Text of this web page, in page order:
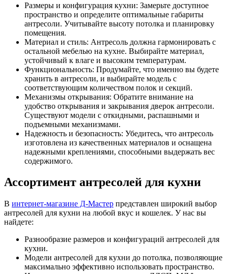
Размеры и конфигурация кухни: Замерьте доступное
пространство и определите оптимальные габариты
антресоли. Учитывайте высоту потолка и планировку
помещения.
Материал и стиль: Антресоль должна гармонировать с
остальной мебелью на кухне. Выбирайте материал,
устойчивый к влаге и высоким температурам.
Функциональность: Продумайте, что именно вы будете
хранить в антресоли, и выбирайте модель с
соответствующим количеством полок и секций.
Механизмы открывания: Обратите внимание на
удобство открывания и закрывания дверок антресоли.
Существуют модели с откидными, распашными и
подъемными механизмами.
Надежность и безопасность: Убедитесь, что антресоль
изготовлена из качественных материалов и оснащена
надежными креплениями, способными выдержать вес
содержимого.
Ассортимент антресолей для кухни
В интернет-магазине Д-Мастер представлен широкий выбор
антресолей для кухни на любой вкус и кошелек. У нас вы
найдете:
Разнообразие размеров и конфигураций антресолей для
кухни.
Модели антресолей для кухни до потолка, позволяющие
максимально эффективно использовать пространство.